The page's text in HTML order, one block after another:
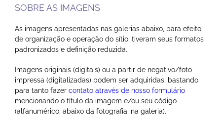
SOBRE AS IMAGENS
As imagens apresentadas nas galerias abaixo, para efeito
de organização e operação do sítio, tiveram seus formatos
padronizados e definição reduzida.
Imagens originais (digitais) ou a partir de negativo/foto
impressa (digitalizadas) podem ser adquiridas, bastando
para tanto fazer contato através de nosso formulário
mencionando o título da imagem e/ou seu código
(alfanumérico, abaixo da fotografia, na galeria).